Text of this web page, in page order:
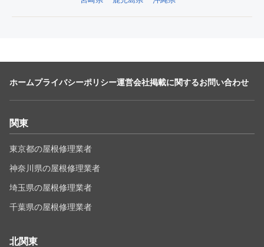
ホームプライバシーポリシー運営会社掲載に関するお問い合わせ
関東
東京都の屋根修理業者
神奈川県の屋根修理業者
埼玉県の屋根修理業者
千葉県の屋根修理業者
北関東